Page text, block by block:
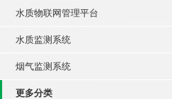
水质物联网管理平台
水质监测系统
烟气监测系统
更多分类